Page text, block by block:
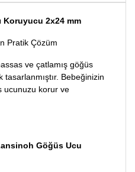
Koruyucu 2x24 mm
Pratik Çözüm
ve çatlamış göğüs
tasarlanmıştır. Bebeğinizin
ucunuzu korur ve
Göğüs Ucu